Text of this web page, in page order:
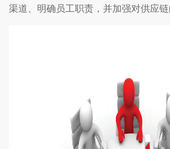
渠道、明确员工职责，并加强对供应链